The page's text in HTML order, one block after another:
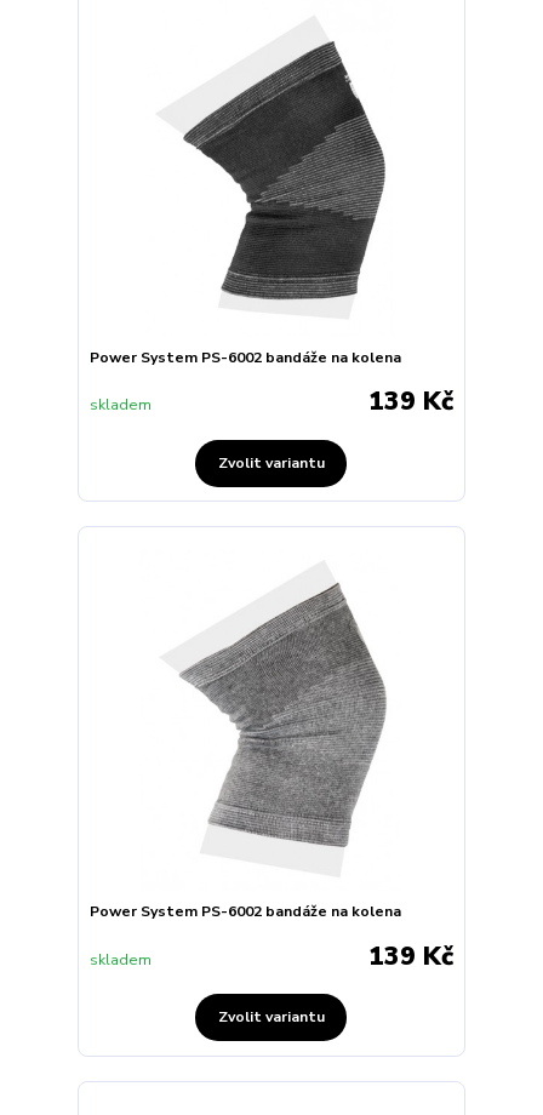
Power System PS-6002 bandáže na kolena
139 Kč
skladem
Zvolit variantu
Power System PS-6002 bandáže na kolena
139 Kč
skladem
Zvolit variantu